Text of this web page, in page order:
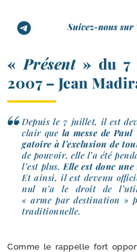
Suivez-nous sur
«Présent» du 7
2007 – Jean
Depuis le 7 juillet, il est
clair que la messe de
ga­toire à l’ex­clu­sion de
de pou­voir, elle l’a été
l’est plus. Elle est donc
Et ain­si, il est deve­nu
nul n’a le droit de
« arme par des­ti­na­tion »
traditionnelle.
Comme le rap­pelle fort